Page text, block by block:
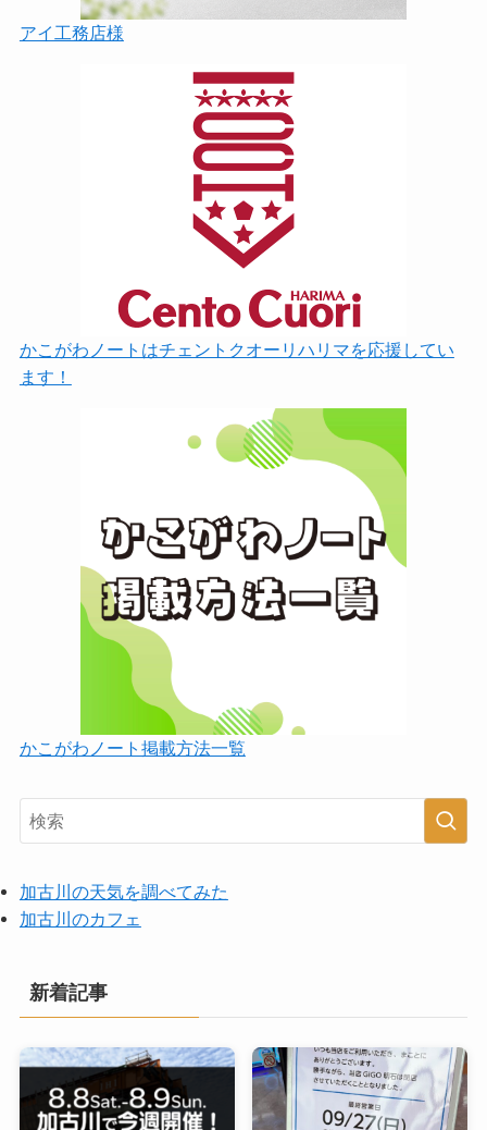
アイ工務店様
かこがわノートはチェントクオーリハリマを応援してい
ます！
かこがわノート掲載方法一覧
加古川の天気を調べてみた
加古川のカフェ
新着記事